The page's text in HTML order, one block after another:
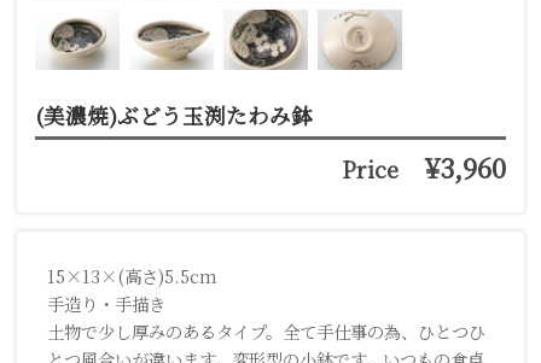
(美濃焼)ぶどう玉渕たわみ鉢
Price ¥3,960
15×13×(高さ)5.5cm
手造り・手描き
土物で少し厚みのあるタイプ。全て手仕事の為、ひとつひ